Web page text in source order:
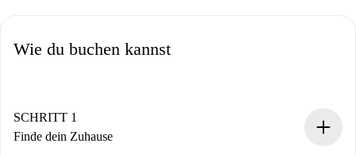
Wie du buchen kannst
SCHRITT 1
Finde dein Zuhause